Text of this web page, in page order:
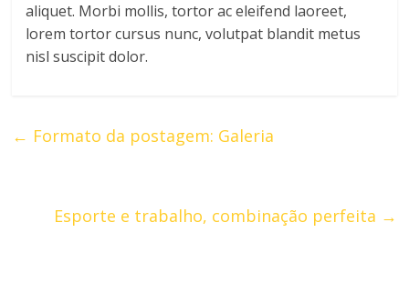
aliquet. Morbi mollis, tortor ac eleifend laoreet,
lorem tortor cursus nunc, volutpat blandit metus
nisl suscipit dolor.
← Formato da postagem: Galeria
Esporte e trabalho, combinação perfeita →